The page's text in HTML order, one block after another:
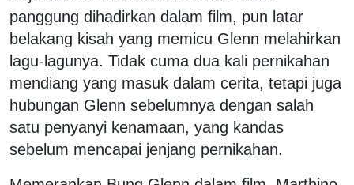
panggung dihadirkan dalam film, pun latar
belakang kisah yang memicu Glenn melahirkan
lagu-lagunya. Tidak cuma dua kali pernikahan
mendiang yang masuk dalam cerita, tetapi juga
hubungan Glenn sebelumnya dengan salah
satu penyanyi kenamaan, yang kandas
sebelum mencapai jenjang pernikahan.